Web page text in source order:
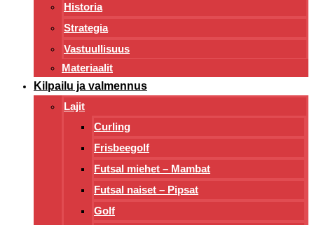
Historia
Strategia
Vastuullisuus
Materiaalit
Kilpailu ja valmennus
Lajit
Curling
Frisbeegolf
Futsal miehet – Mambat
Futsal naiset – Pipsat
Golf